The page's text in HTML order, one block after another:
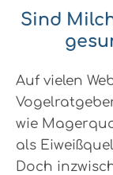
Sind
Auf vielen
wie
als
Doch